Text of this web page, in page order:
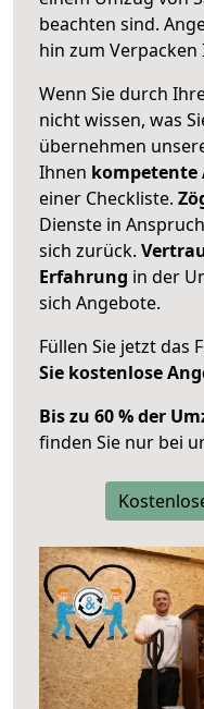
beachten sind.
hin zum
Wenn Sie durch
nicht wissen, was
übernehmen
Ihnen kompetente
einer Checkliste.
Dienste in
sich zurück.
Erfahrung in der
sich Angebote.
Füllen Sie jetzt das
Sie kostenlose
Bis zu 60 % der
finden Sie nur bei